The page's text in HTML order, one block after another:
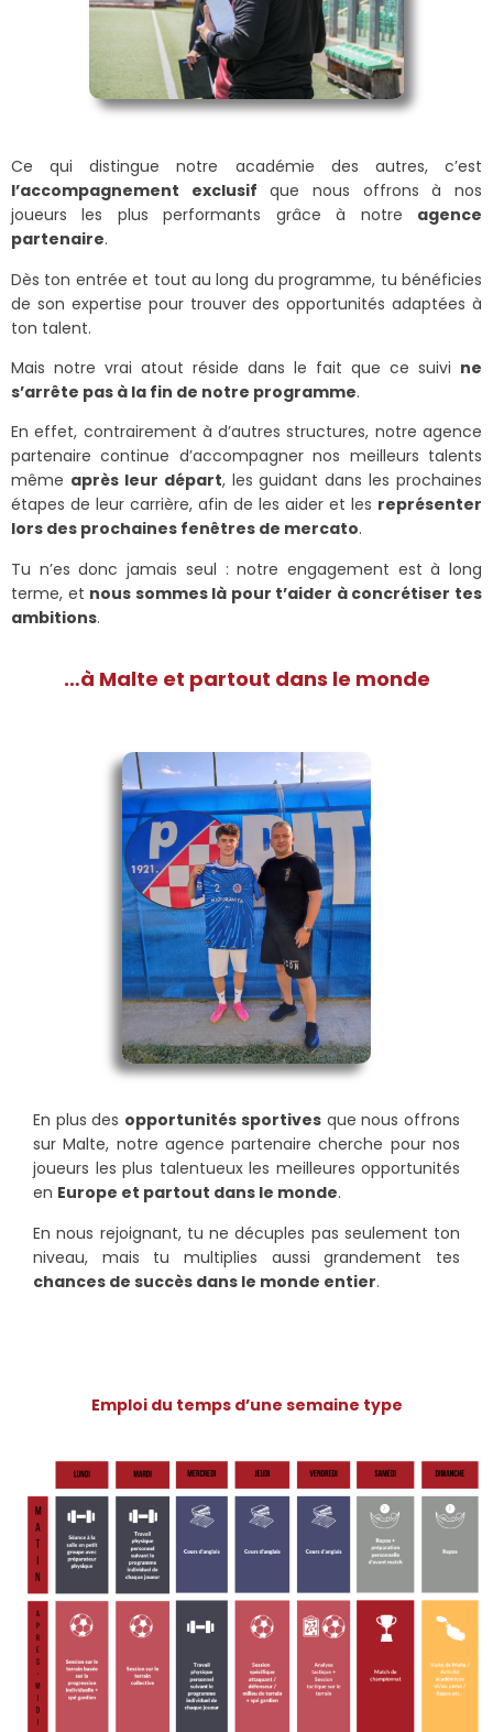
Ce qui distingue notre académie des autres, c’est
l’accompagnement exclusif que nous offrons à nos
joueurs les plus performants grâce à notre agence
partenaire.
Dès ton entrée et tout au long du programme, tu bénéficies
de son expertise pour trouver des opportunités adaptées à
ton talent.
Mais notre vrai atout réside dans le fait que ce suivi ne
s’arrête pas à la fin de notre programme.
En effet, contrairement à d’autres structures, notre agence
partenaire continue d’accompagner nos meilleurs talents
même après leur départ, les guidant dans les prochaines
étapes de leur carrière, afin de les aider et les représenter
lors des prochaines fenêtres de mercato.
Tu n’es donc jamais seul : notre engagement est à long
terme, et nous sommes là pour t’aider à concrétiser tes
ambitions.
…à Malte et partout dans le monde
En plus des opportunités sportivesque nous offrons
sur Malte, notre agence partenaire cherche pour nos
joueurs les plus talentueux les meilleures opportunités
en Europe et partout dans le monde.
En nous rejoignant, tu ne décuples pas seulement ton
niveau, mais tu multiplies aussi grandement tes
chances de succès dans le monde entier.
Emploi du temps d’une semaine type